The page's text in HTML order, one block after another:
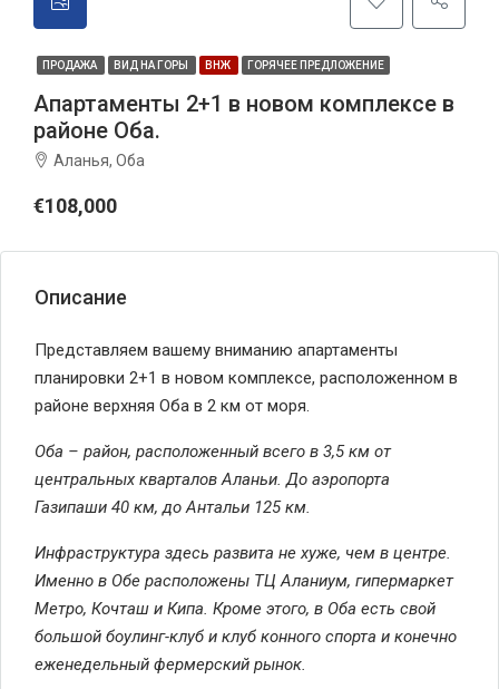
ПРОДАЖА ВИД НА ГОРЫ ВНЖ ГОРЯЧЕЕ ПРЕДЛОЖЕНИЕ
Апартаменты 2+1 в новом комплексе в
районе Оба.
Аланья, Оба
€108,000
Описание
Представляем вашему вниманию апартаменты
планировки 2+1 в новом комплексе, расположенном в
районе верхняя Оба в 2 км от моря.
Оба – район, расположенный всего в 3,5 км от
центральных кварталов Аланьи. До аэропорта
Газипаши 40 км, до Антальи 125 км.
Инфраструктура здесь развита не хуже, чем в центре.
Именно в Обе расположены ТЦ Аланиум, гипермаркет
Метро, Кочташ и Кипа. Кроме этого, в Оба есть свой
большой боулинг-клуб и клуб конного спорта и конечно
еженедельный фермерский рынок.